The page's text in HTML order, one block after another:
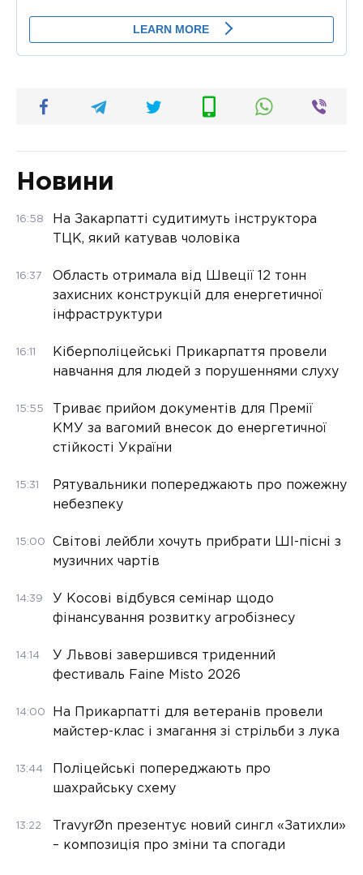
Новини
16:58
На Закарпатті судитимуть інструктора
ТЦК, який катував чоловіка
16:37
Область отримала від Швеції 12 тонн
захисних конструкцій для енергетичної
інфраструктури
16:11
Кіберполіцейські Прикарпаття провели
навчання для людей з порушеннями слуху
15:55
Триває прийом документів для Премії
КМУ за вагомий внесок до енергетичної
стійкості України
15:31
Рятувальники попереджають про пожежну
небезпеку
15:00
Світові лейбли хочуть прибрати ШІ-пісні з
музичних чартів
14:39
У Косові відбувся семінар щодо
фінансування розвитку агробізнесу
14:14
У Львові завершився триденний
фестиваль Faine Misto 2026
14:00
На Прикарпатті для ветеранів провели
майстер-клас і змагання зі стрільби з лука
13:44
Поліцейські попереджають про
шахрайську схему
13:22
TravyrØn презентує новий сингл «Затихли»
– композиція про зміни та спогади